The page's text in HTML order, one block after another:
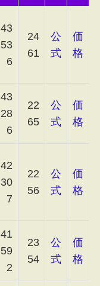
43
53
6
24
61
公
式
価
格
43
28
6
22
65
公
式
価
格
42
30
7
22
56
公
式
価
格
41
59
2
23
54
公
式
価
格